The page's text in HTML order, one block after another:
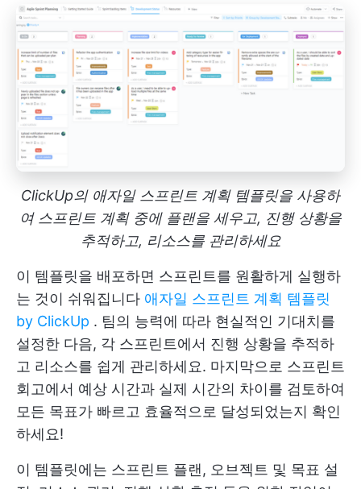
ClickUp의 애자일 스프린트 계획 템플릿을 사용하
여 스프린트 계획 중에 플랜을 세우고, 진행 상황을
추적하고, 리소스를 관리하세요
이 템플릿을 배포하면 스프린트를 원활하게 실행하
는 것이 쉬워집니다 애자일 스프린트 계획 템플릿
by ClickUp . 팀의 능력에 따라 현실적인 기대치를
설정한 다음, 각 스프린트에서 진행 상황을 추적하
고 리소스를 쉽게 관리하세요. 마지막으로 스프린트
회고에서 예상 시간과 실제 시간의 차이를 검토하여
모든 목표가 빠르고 효율적으로 달성되었는지 확인
하세요!
이 템플릿에는 스프린트 플랜, 오브젝트 및 목표 설